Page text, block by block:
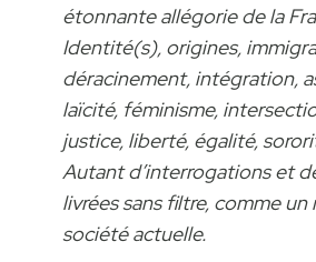
étonnante allégorie de la
Identité(s), origines,
déracinement, intégration,
laïcité, féminisme,
justice, liberté, égalité,
Autant d’interrogations et
livrées sans filtre, comme un
société actuelle.